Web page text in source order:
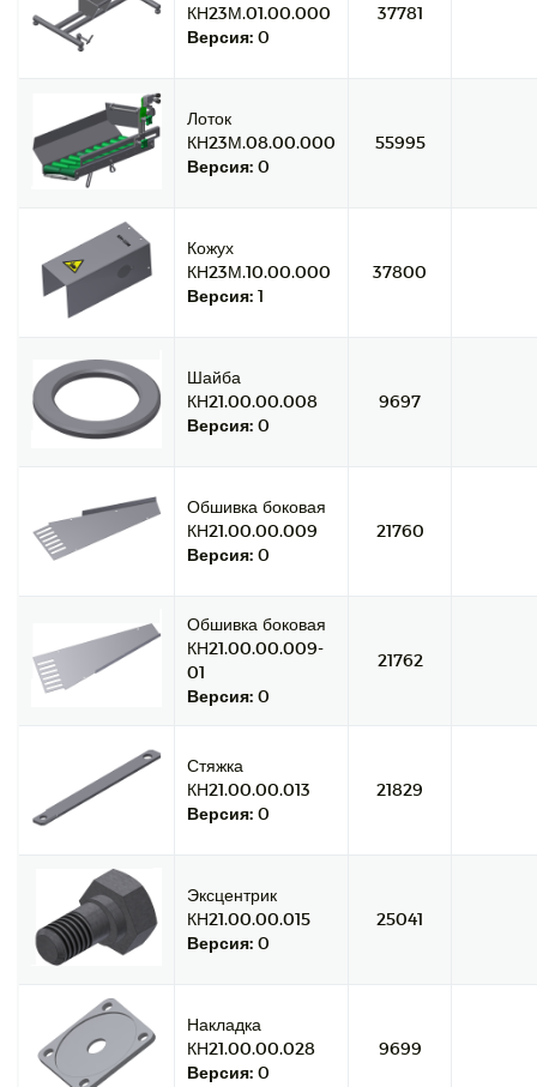
КН23М.01.00.000
Версия: 0
37781
Лоток
КН23М.08.00.000
Версия: 0
55995
Кожух
КН23М.10.00.000
Версия: 1
37800
Шайба
КН21.00.00.008
Версия: 0
9697
Обшивка боковая
КН21.00.00.009
Версия: 0
21760
Обшивка боковая
КН21.00.00.009-
01
Версия: 0
21762
Стяжка
КН21.00.00.013
Версия: 0
21829
Эксцентрик
КН21.00.00.015
Версия: 0
25041
Накладка
КН21.00.00.028
Версия: 0
9699